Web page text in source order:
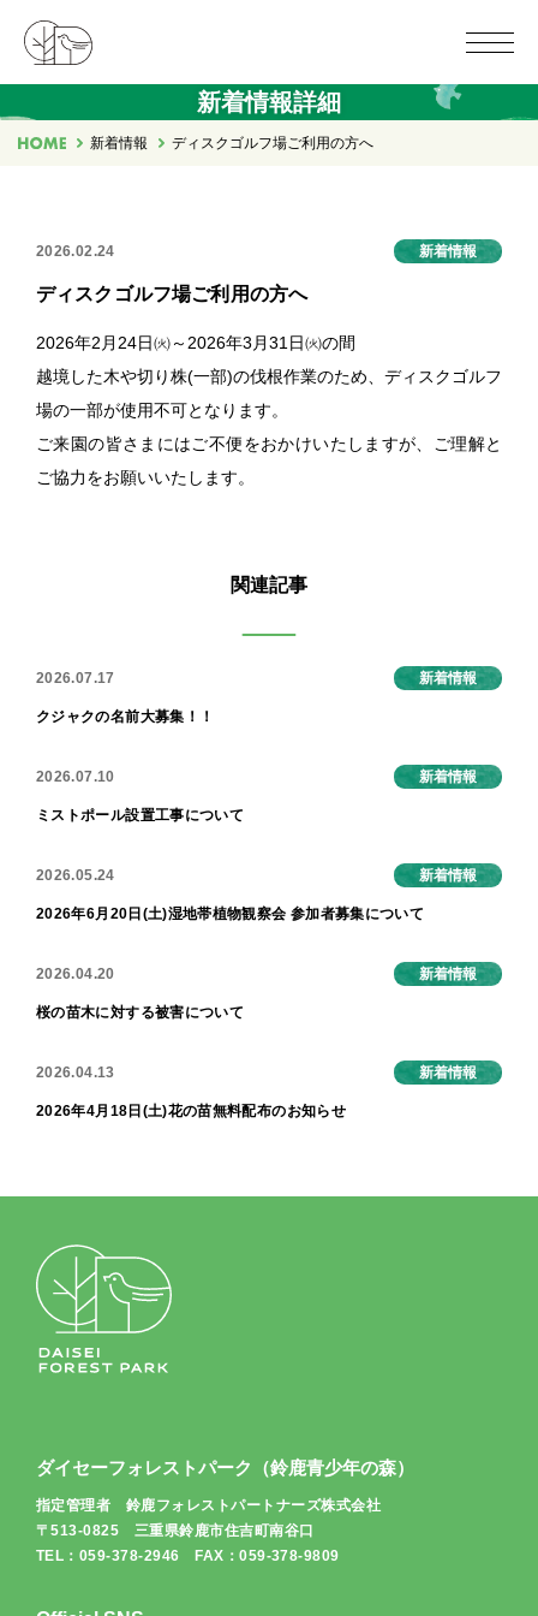
新着情報詳細
新着情報 ディスクゴルフ場ご利用の方へ
2026.02.24 新着情報
ディスクゴルフ場ご利用の方へ
2026年2月24日㈫～2026年3月31日㈫の間
越境した木や切り株(一部)の伐根作業のため、ディスクゴルフ
場の一部が使用不可となります。
ご来園の皆さまにはご不便をおかけいたしますが、ご理解と
ご協力をお願いいたします。
関連記事
2026.07.17 新着情報
クジャクの名前大募集！！
2026.07.10 新着情報
ミストポール設置工事について
2026.05.24 新着情報
2026年6月20日(土)湿地帯植物観察会 参加者募集について
2026.04.20 新着情報
桜の苗木に対する被害について
2026.04.13 新着情報
2026年4月18日(土)花の苗無料配布のお知らせ
ダイセーフォレストパーク（鈴鹿青少年の森）
指定管理者 鈴鹿フォレストパートナーズ株式会社
〒513-0825 三重県鈴鹿市住吉町南谷口
TEL：059-378-2946 FAX：059-378-9809